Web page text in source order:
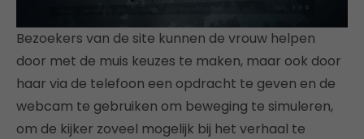
Bezoekers van de site kunnen de vrouw helpen
door met de muis keuzes te maken, maar ook door
haar via de telefoon een opdracht te geven en de
webcam te gebruiken om beweging te simuleren,
om de kijker zoveel mogelijk bij het verhaal te